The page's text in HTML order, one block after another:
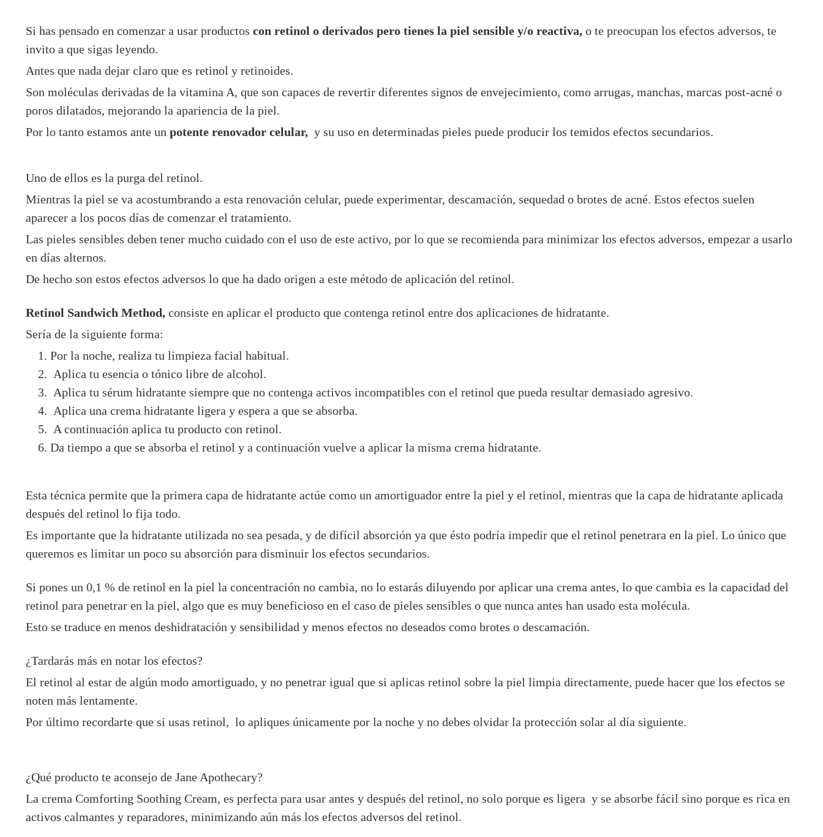
Si has pensado en comenzar a usar productos con retinol o derivados pero tienes la piel sensible y/o reactiva, o te preocupan los efectos adversos, te
invito a que sigas leyendo.
Antes que nada dejar claro que es retinol y retinoides.
Son moléculas derivadas de la vitamina A, que son capaces de revertir diferentes signos de envejecimiento, como arrugas, manchas, marcas post-acné o
poros dilatados, mejorando la apariencia de la piel.
Por lo tanto estamos ante un potente renovador celular, y su uso en determinadas pieles puede producir los temidos efectos secundarios.
Uno de ellos es la purga del retinol.
Mientras la piel se va acostumbrando a esta renovación celular, puede experimentar, descamación, sequedad o brotes de acné. Estos efectos suelen
aparecer a los pocos días de comenzar el tratamiento.
Las pieles sensibles deben tener mucho cuidado con el uso de este activo, por lo que se recomienda para minimizar los efectos adversos, empezar a usarlo
en días alternos.
De hecho son estos efectos adversos lo que ha dado origen a este método de aplicación del retinol.
Retinol Sandwich Method, consiste en aplicar el producto que contenga retinol entre dos aplicaciones de hidratante.
Sería de la siguiente forma:
Por la noche, realiza tu limpieza facial habitual.
Aplica tu esencia o tónico libre de alcohol.
Aplica tu sérum hidratante siempre que no contenga activos incompatibles con el retinol que pueda resultar demasiado agresivo.
Aplica una crema hidratante ligera y espera a que se absorba.
A continuación aplica tu producto con retinol.
Da tiempo a que se absorba el retinol y a continuación vuelve a aplicar la misma crema hidratante.
Esta técnica permite que la primera capa de hidratante actúe como un amortiguador entre la piel y el retinol, mientras que la capa de hidratante aplicada
después del retinol lo fija todo.
Es importante que la hidratante utilizada no sea pesada, y de difícil absorción ya que ésto podría impedir que el retinol penetrara en la piel. Lo único que
queremos es limitar un poco su absorción para disminuir los efectos secundarios.
Si pones un 0,1 % de retinol en la piel la concentración no cambia, no lo estarás diluyendo por aplicar una crema antes, lo que cambia es la capacidad del
retinol para penetrar en la piel, algo que es muy beneficioso en el caso de pieles sensibles o que nunca antes han usado esta molécula.
Esto se traduce en menos deshidratación y sensibilidad y menos efectos no deseados como brotes o descamación.
¿Tardarás más en notar los efectos?
El retinol al estar de algún modo amortiguado, y no penetrar igual que si aplicas retinol sobre la piel limpia directamente, puede hacer que los efectos se
noten más lentamente.
Por último recordarte que si usas retinol, lo apliques únicamente por la noche y no debes olvidar la protección solar al día siguiente.
¿Qué producto te aconsejo de Jane Apothecary?
La crema Comforting Soothing Cream, es perfecta para usar antes y después del retinol, no solo porque es ligera y se absorbe fácil sino porque es rica en
activos calmantes y reparadores, minimizando aún más los efectos adversos del retinol.